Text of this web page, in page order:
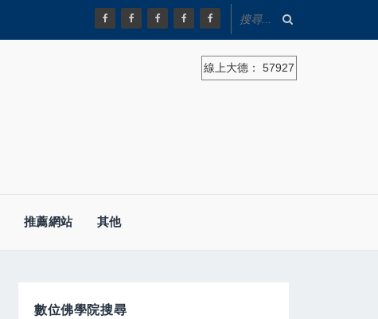
線上大德： 57927
推薦網站 其他
數位佛學院搜尋